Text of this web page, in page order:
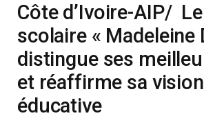
Côte d’Ivoire-AIP/
scolaire « Madeleine
distingue ses
et réaffirme sa vision
éducative